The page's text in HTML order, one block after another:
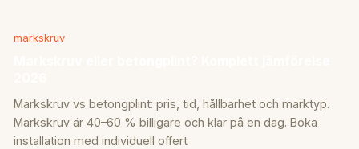
markskruv
Markskruv vs betongplint: pris, tid, hållbarhet och marktyp.
Markskruv är 40–60 % billigare och klar på en dag. Boka
installation med individuell offert